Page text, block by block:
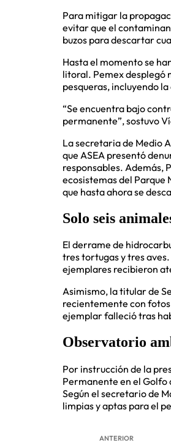
Para mitigar la
evitar que el
buzos para descartar
Hasta el momento se
litoral. Pemex desplegó
pesqueras, incluyendo
“Se encuentra bajo
permanente”, sostuvo
La secretaria de Medio
que ASEA presentó
responsables. Además,
ecosistemas del
que hasta ahora se
Solo seis
El derrame de
tres tortugas y tres
ejemplares recibieron
Asimismo, la titular de
recientemente con
ejemplar falleció tras
Observatorio
Por instrucción de la
Permanente en el Golfo
Según el secretario de
limpias y aptas para el
ANTERIOR